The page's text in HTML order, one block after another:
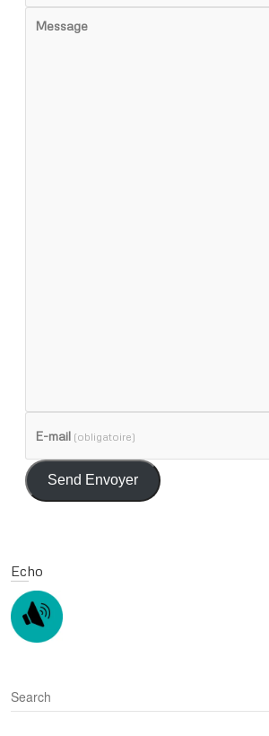
Message
E-mail (obligatoire)
Send Envoyer
Echo
S
e